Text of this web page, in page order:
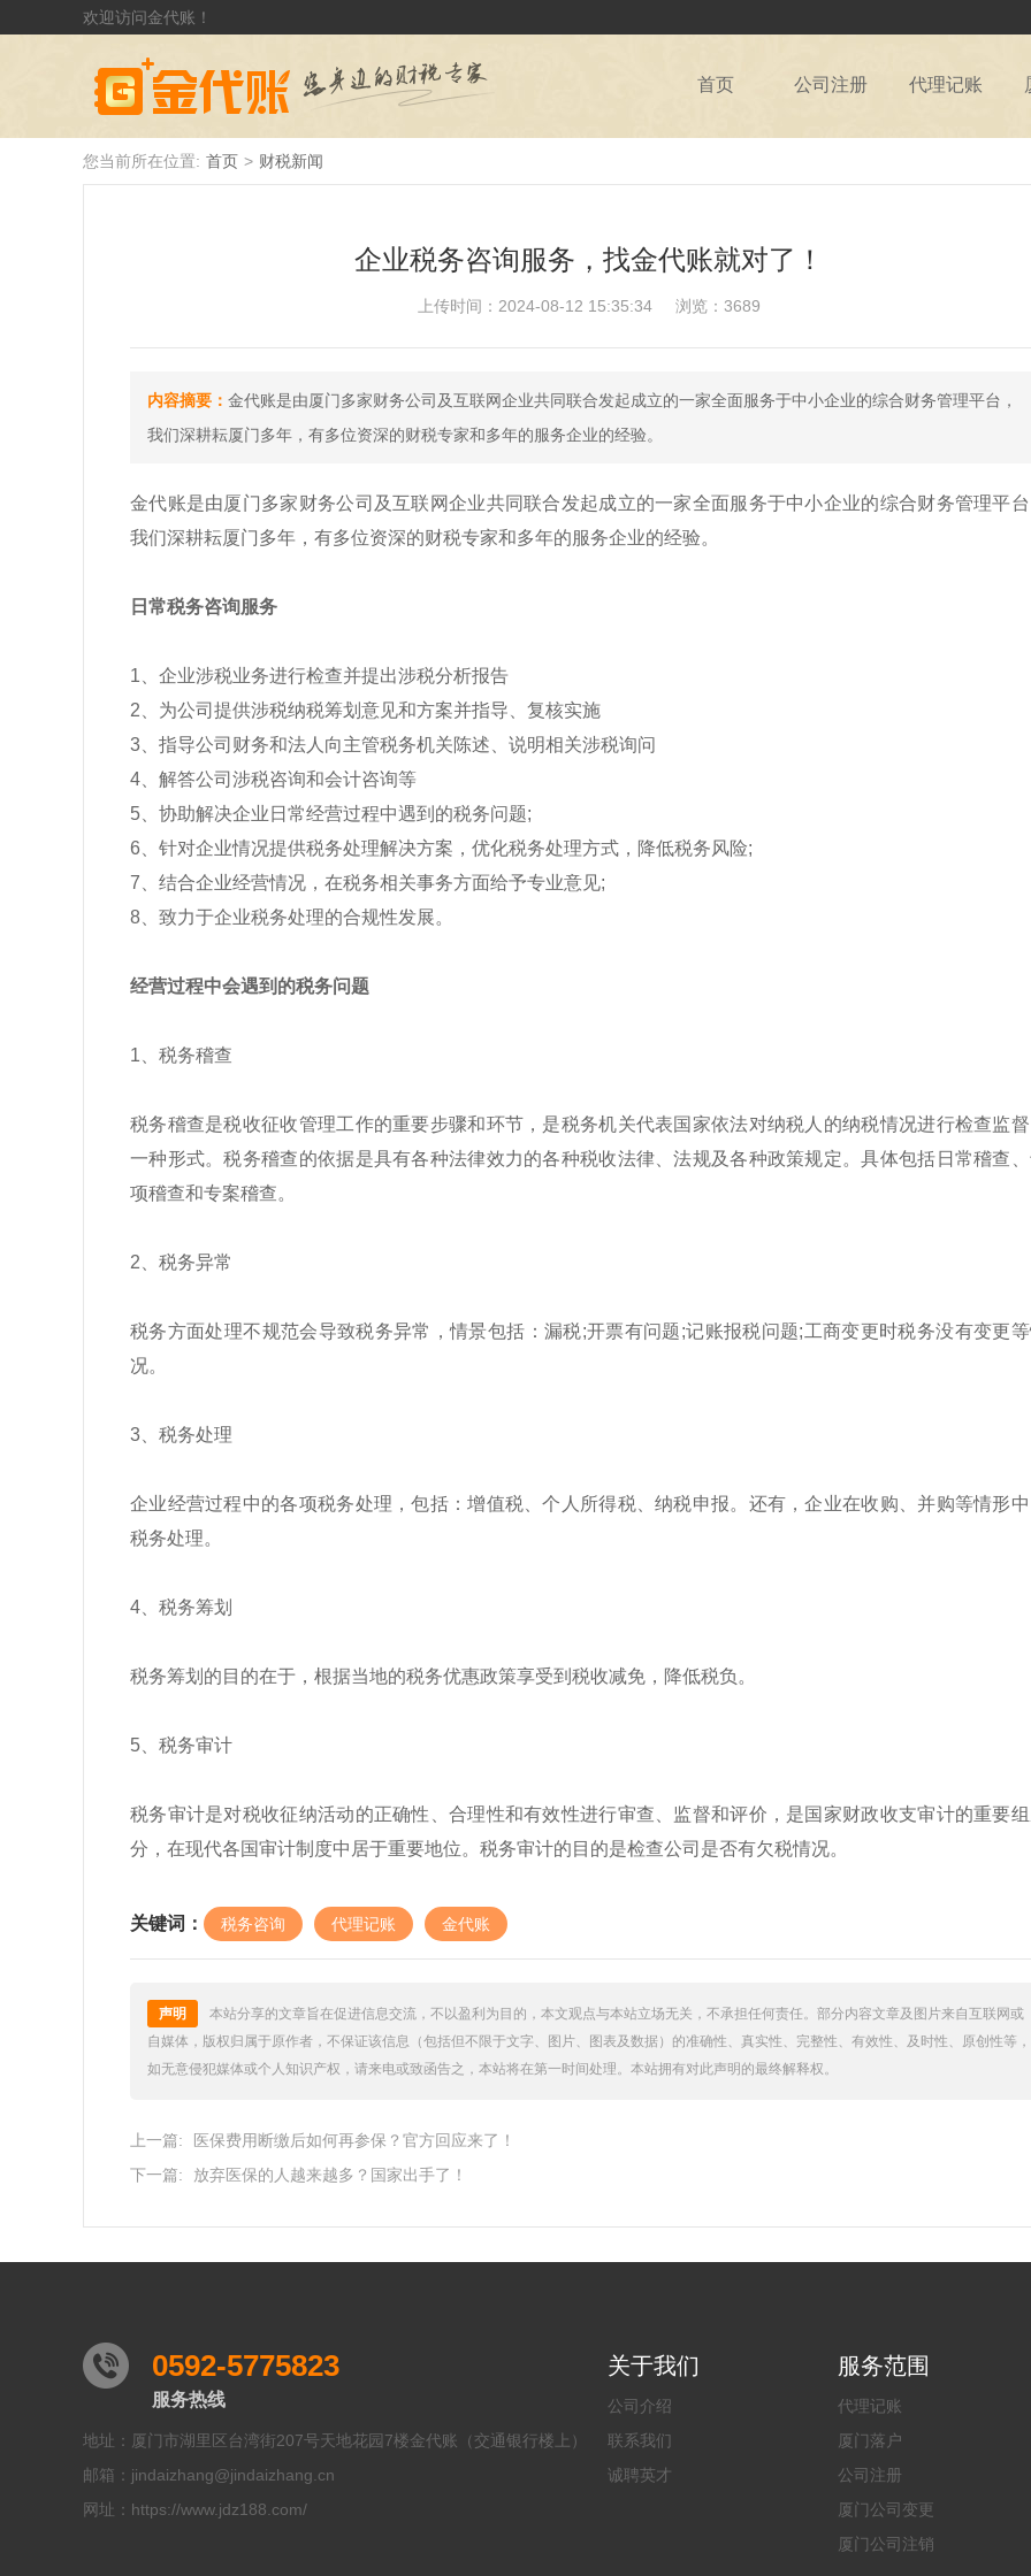
欢迎访问金代账！
首页 公司注册 代理记账
您当前所在位置: 首页 > 财税新闻
企业税务咨询服务，找金代账就对了！
上传时间：2024-08-12 15:35:34 浏览：3689
内容摘要： 金代账是由厦门多家财务公司及互联网企业共同联合发起成立的一家全面服务于中小企业的综合财务管理平台，
我们深耕耘厦门多年，有多位资深的财税专家和多年的服务企业的经验。
金代账是由厦门多家财务公司及互联网企业共同联合发起成立的一家全面服务于中小企业的综合财务管理平
我们深耕耘厦门多年，有多位资深的财税专家和多年的服务企业的经验。
日常税务咨询服务
1、企业涉税业务进行检查并提出涉税分析报告
2、为公司提供涉税纳税筹划意见和方案并指导、复核实施
3、指导公司财务和法人向主管税务机关陈述、说明相关涉税询问
4、解答公司涉税咨询和会计咨询等
5、协助解决企业日常经营过程中遇到的税务问题;
6、针对企业情况提供税务处理解决方案，优化税务处理方式，降低税务风险;
7、结合企业经营情况，在税务相关事务方面给予专业意见;
8、致力于企业税务处理的合规性发展。
经营过程中会遇到的税务问题
1、税务稽查
税务稽查是税收征收管理工作的重要步骤和环节，是税务机关代表国家依法对纳税人的纳税情况进行检查监
一种形式。税务稽查的依据是具有各种法律效力的各种税收法律、法规及各种政策规定。具体包括日常稽查
项稽查和专案稽查。
2、税务异常
税务方面处理不规范会导致税务异常，情景包括：漏税;开票有问题;记账报税问题;工商变更时税务没有变更
况。
3、税务处理
企业经营过程中的各项税务处理，包括：增值税、个人所得税、纳税申报。还有，企业在收购、并购等情形
税务处理。
4、税务筹划
税务筹划的目的在于，根据当地的税务优惠政策享受到税收减免，降低税负。
5、税务审计
税务审计是对税收征纳活动的正确性、合理性和有效性进行审查、监督和评价，是国家财政收支审计的重要
分，在现代各国审计制度中居于重要地位。税务审计的目的是检查公司是否有欠税情况。
关键词： 税务咨询 代理记账 金代账
声明
本站分享的文章旨在促进信息交流，不以盈利为目的，本文观点与本站立场无关，不承担任何责任。部分内容文章及图片来自互联网或
自媒体，版权归属于原作者，不保证该信息（包括但不限于文字、图片、图表及数据）的准确性、真实性、完整性、有效性、及时性、原创性等，
如无意侵犯媒体或个人知识产权，请来电或致函告之，本站将在第一时间处理。本站拥有对此声明的最终解释权。
上一篇:
医保费用断缴后如何再参保？官方回应来了！
下一篇:
放弃医保的人越来越多？国家出手了！
0592-5775823
服务热线
地址：厦门市湖里区台湾街207号天地花园7楼金代账（交通银行楼上）
邮箱：jindaizhang@jindaizhang.cn
网址：https://www.jdz188.com/
关于我们
公司介绍
联系我们
诚聘英才
服务范围
代理记账
厦门落户
公司注册
厦门公司变更
厦门公司注销